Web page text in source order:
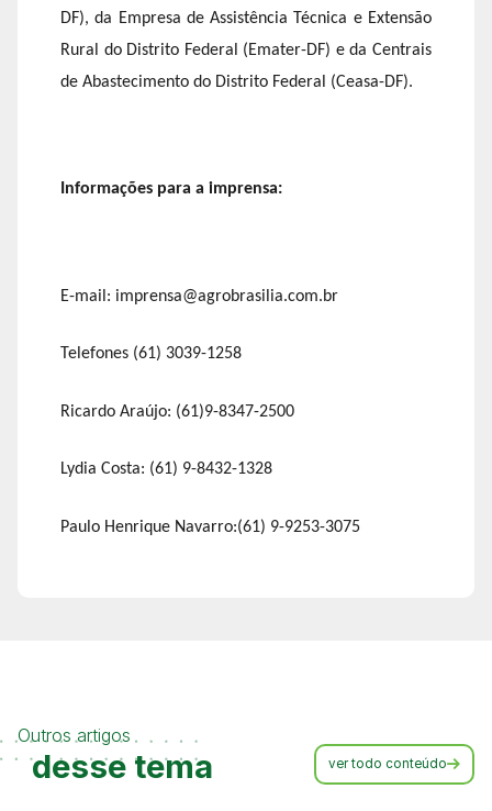
DF), da Empresa de Assistência Técnica e Extensão
Rural do Distrito Federal (Emater-DF) e da Centrais
de Abastecimento do Distrito Federal (Ceasa-DF).
Informações para a imprensa:
E-mail: imprensa@agrobrasilia.com.br
Telefones (61) 3039-1258
Ricardo Araújo: (61)9-8347-2500
Lydia Costa: (61) 9-8432-1328
Paulo Henrique Navarro:(61) 9-9253-3075
Outros artigos
desse tema ver todo conteúdo